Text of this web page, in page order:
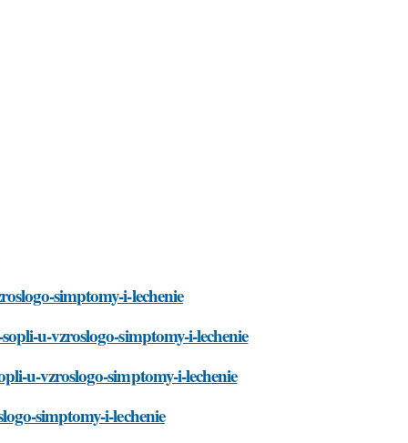
simptomy-i-lechenie
u-vzroslogo-simptomy-i-lechenie
u-vzroslogo-simptomy-i-lechenie
simptomy-i-lechenie